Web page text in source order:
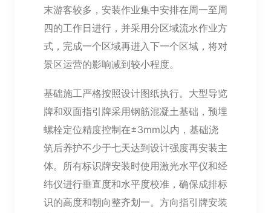
末游客较多，安装作业集中安排在周一至周
四的工作日进行，并采用分区域流水作业方
式，完成一个区域再进入下一个区域，将对
景区运营的影响减到较小程度。
基础施工严格按照设计图纸执行。大型导览
牌和双面指引牌采用钢筋混凝土基础，预埋
螺栓定位精度控制在±3mm以内，基础浇
筑后养护不少于七天达到设计强度再安装主
体。所有标识牌安装时使用激光水平仪和经
纬仪进行垂直度和水平度校准，确保成排标
识的高度和朝向整齐划一。方向指引牌安装